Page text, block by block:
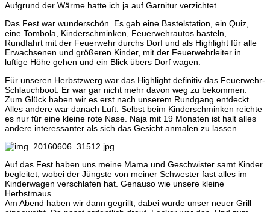
Aufgrund der Wärme hatte ich ja auf Garnitur verzichtet.
Das Fest war wunderschön. Es gab eine Bastelstation, ein Quiz,
eine Tombola, Kinderschminken, Feuerwehrautos basteln,
Rundfahrt mit der Feuerwehr durchs Dorf und als Highlight für alle
Erwachsenen und größeren Kinder, mit der Feuerwehrleiter in
luftige Höhe gehen und ein Blick übers Dorf wagen.
Für unseren Herbstzwerg war das Highlight definitiv das Feuerwehr-
Schlauchboot. Er war gar nicht mehr davon weg zu bekommen.
Zum Glück haben wir es erst nach unserem Rundgang entdeckt.
Alles andere war danach Luft. Selbst beim Kinderschminken reichte
es nur für eine kleine rote Nase. Naja mit 19 Monaten ist halt alles
andere interessanter als sich das Gesicht anmalen zu lassen.
Auf das Fest haben uns meine Mama und Geschwister samt Kinder
begleitet, wobei der Jüngste von meiner Schwester fast alles im
Kinderwagen verschlafen hat. Genauso wie unsere kleine
Herbstmaus.
Am Abend haben wir dann gegrillt, dabei wurde unser neuer Grill